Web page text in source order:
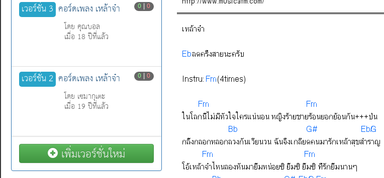
เวอร์ชั่น 3 คอร์ดเพลง เหล้าจ๋า 0 |0
โดย คุณบอล
เมื่อ 18 ปีที่แล้ว
เวอร์ชั่น 2 คอร์ดเพลง เหล้าจ๋า 0 |0
โดย เซมากุเตะ
เมื่อ 19 ปีที่แล้ว
เพิ่มเวอร์ชั่นใหม่